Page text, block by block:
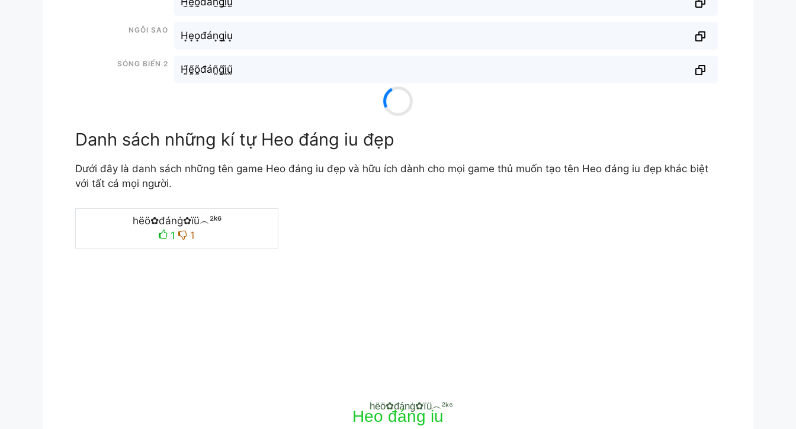
Ngôi sao
H͙e͙o͙đán͙g͙i͙u͙
Sóng biển 2
H̰̃ḛ̃õ̰đáñ̰g̰̃ḭ̃ṵ̃
Danh sách những kí tự Heo đáng iu đẹp
Dưới đây là danh sách những tên game Heo đáng iu đẹp và hữu ích dành cho mọi game thủ muốn tạo tên Heo đáng iu đẹp khác biệt
với tất cả mọi người.
hëö✿đánġ✿ïü︵²ᵏ⁶
1
1